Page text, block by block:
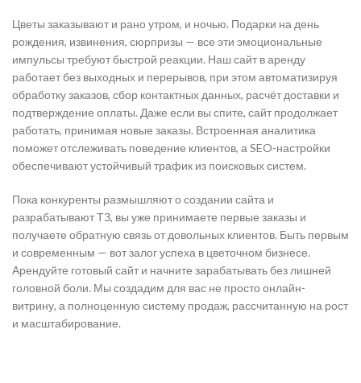
Цветы заказывают и рано утром, и ночью. Подарки на день
рождения, извинения, сюрпризы — все эти эмоциональные
импульсы требуют быстрой реакции. Наш сайт в аренду
работает без выходных и перерывов, при этом автоматизируя
обработку заказов, сбор контактных данных, расчёт доставки и
подтверждение оплаты. Даже если вы спите, сайт продолжает
работать, принимая новые заказы. Встроенная аналитика
поможет отслеживать поведение клиентов, а SEO-настройки
обеспечивают устойчивый трафик из поисковых систем.
Пока конкуренты размышляют о создании сайта и
разрабатывают ТЗ, вы уже принимаете первые заказы и
получаете обратную связь от довольных клиентов. Быть первым
и современным — вот залог успеха в цветочном бизнесе.
Арендуйте готовый сайт и начните зарабатывать без лишней
головной боли. Мы создадим для вас не просто онлайн-
витрину, а полноценную систему продаж, рассчитанную на рост
и масштабирование.